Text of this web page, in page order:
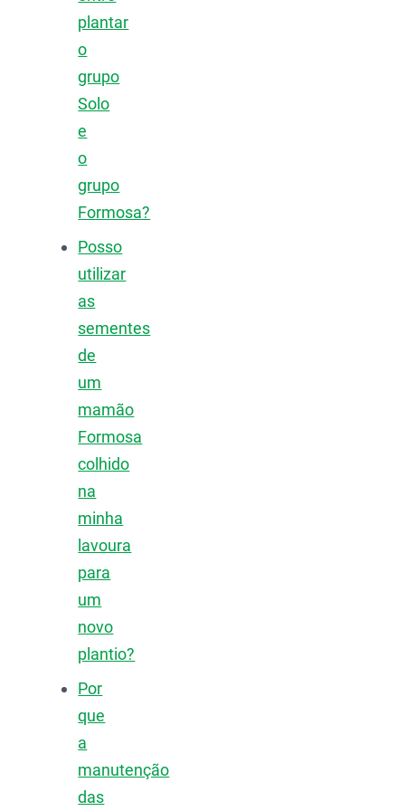
plantar
o
grupo
Solo
e
o
grupo
Formosa?
Posso
utilizar
as
sementes
de
um
mamão
Formosa
colhido
na
minha
lavoura
para
um
novo
plantio?
Por
que
a
manutenção
das